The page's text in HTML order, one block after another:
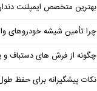
بهترین متخصص ایمپلنت دندان را با این ۷ معیار
چرا تأمین شیشه خودروهای
چگونه از فرش های دستباف و
نکات پیشگیرانه برای حفظ